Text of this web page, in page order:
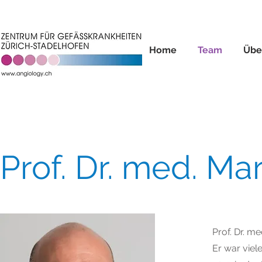
Home Team
Prof. Dr. med.
Prof. Dr.
Er war